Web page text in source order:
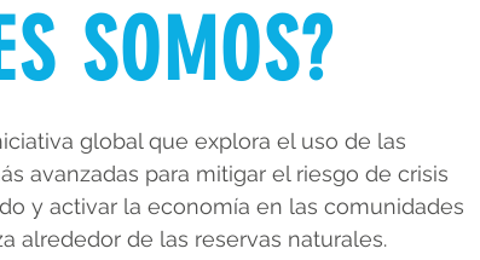
SOMOS?
global que explora el uso de las
avanzadas para mitigar el riesgo de crisis
y activar la economía en las comunidades
alrededor de las reservas naturales.